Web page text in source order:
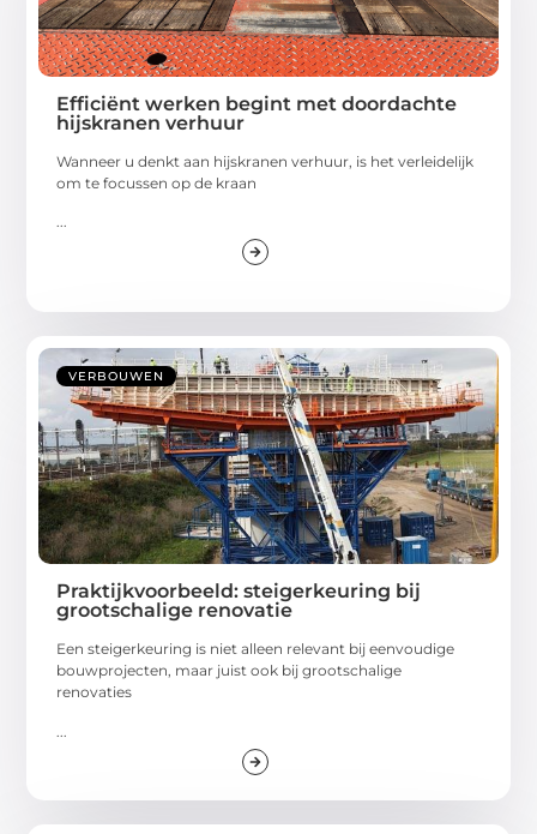
Efficiënt werken begint met doordachte
hijskranen verhuur
Wanneer u denkt aan hijskranen verhuur, is het verleidelijk
om te focussen op de kraan
...
VERBOUWEN
Praktijkvoorbeeld: steigerkeuring bij
grootschalige renovatie
Een steigerkeuring is niet alleen relevant bij eenvoudige
bouwprojecten, maar juist ook bij grootschalige
renovaties